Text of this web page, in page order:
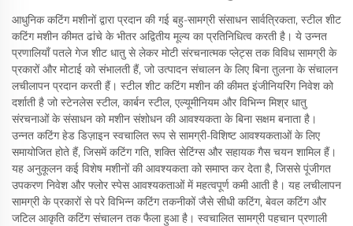
आधुनिक कटिंग मशीनों द्वारा प्रदान की गई बहु-सामग्री संसाधन सार्वत्रिकता, स्टील शीट
कटिंग मशीन कीमत ढांचे के भीतर अद्वितीय मूल्य का प्रतिनिधित्व करती है। ये उन्नत
प्रणालियाँ पतले गेज शीट धातु से लेकर मोटी संरचनात्मक प्लेट्स तक विविध सामग्री के
प्रकारों और मोटाई को संभालती हैं, जो उत्पादन संचालन के लिए बिना तुलना के संचालन
लचीलापन प्रदान करती हैं। स्टील शीट कटिंग मशीन की कीमत इंजीनियरिंग निवेश को
दर्शाती है जो स्टेनलेस स्टील, कार्बन स्टील, एल्यूमीनियम और विभिन्न मिश्र धातु
संरचनाओं के संसाधन को मशीन संशोधन की आवश्यकता के बिना सक्षम बनाता है।
उन्नत कटिंग हेड डिज़ाइन स्वचालित रूप से सामग्री-विशिष्ट आवश्यकताओं के लिए
समायोजित होते हैं, जिसमें कटिंग गति, शक्ति सेटिंग्स और सहायक गैस चयन शामिल हैं।
यह अनुकूलन कई विशेष मशीनों की आवश्यकता को समाप्त कर देता है, जिससे पूंजीगत
उपकरण निवेश और फ्लोर स्पेस आवश्यकताओं में महत्वपूर्ण कमी आती है। यह लचीलापन
सामग्री के प्रकारों से परे विभिन्न कटिंग तकनीकों जैसे सीधी कटिंग, बेवल कटिंग और
जटिल आकृति कटिंग संचालन तक फैला हुआ है। स्वचालित सामग्री पहचान प्रणाली